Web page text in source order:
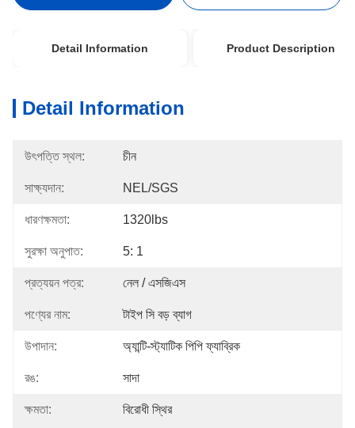
Detail Information Product Description
Detail Information
উৎপত্তি স্থল: চীন
সাক্ষ্যদান: NEL/SGS
ধারণক্ষমতা: 1320lbs
সুরক্ষা অনুপাত: 5: 1
প্রত্যয়ন পত্র: নেল / এসজিএস
পণ্যের নাম: টাইপ সি বড় ব্যাগ
উপাদান: অ্যান্টি-স্ট্যাটিক পিপি ফ্যাব্রিক
রঙ: সাদা
ক্ষমতা: বিরোধী স্থির